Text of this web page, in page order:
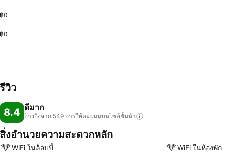
฿0
฿0
รีวิว
8.4 ดีมาก
อ้างอิงจาก 549 การให้คะแนนบนไซต์ชั้นนำ
สิ่งอำนวยความสะดวกหลัก
WiFi ในล็อบบี้ WiFi ในห้องพัก